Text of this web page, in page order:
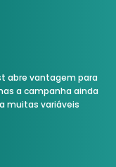
abre vantagem para
a campanha ainda
muitas variáveis